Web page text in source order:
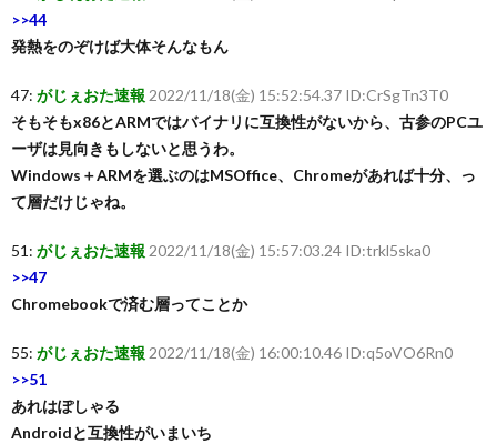
>>44
発熱をのぞけば大体そんなもん
47: がじぇおた速報 2022/11/18(金) 15:52:54.37 ID:CrSgTn3T0
そもそもx86とARMではバイナリに互換性がないから、古参のPCユ
ーザは見向きもしないと思うわ。
Windows＋ARMを選ぶのはMSOffice、Chromeがあれば十分、っ
て層だけじゃね。
51: がじぇおた速報 2022/11/18(金) 15:57:03.24 ID:trkl5ska0
>>47
Chromebookで済む層ってことか
55: がじぇおた速報 2022/11/18(金) 16:00:10.46 ID:q5oVO6Rn0
>>51
あれはぽしゃる
Androidと互換性がいまいち